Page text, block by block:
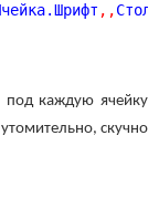
, ,
под каждую ячейку
скучно